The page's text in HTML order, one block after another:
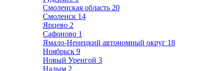
Смоленская область 20
Смоленск 14
Ярцево 2
Сафоново 1
Ямало-Ненецкий автономный округ 18
Ноябрьск 9
Новый Уренгой 3
Надым 2